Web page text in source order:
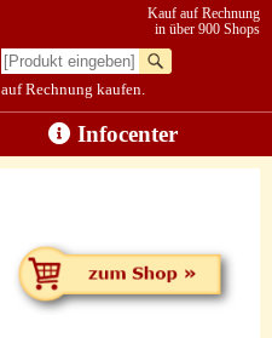
auf Rechnung kaufen.
Kauf auf Rechnung
in über 900 Shops
Infocenter